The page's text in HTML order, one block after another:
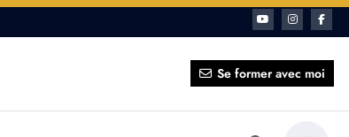
Se former avec moi